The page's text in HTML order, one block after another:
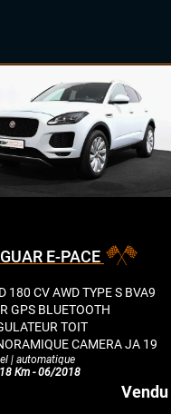
E-PACE
180 CV AWD TYPE S BVA9
GPS BLUETOOTH
TOIT
CAMERA JA 19
| automatique
Km - 06/2018
Vendu